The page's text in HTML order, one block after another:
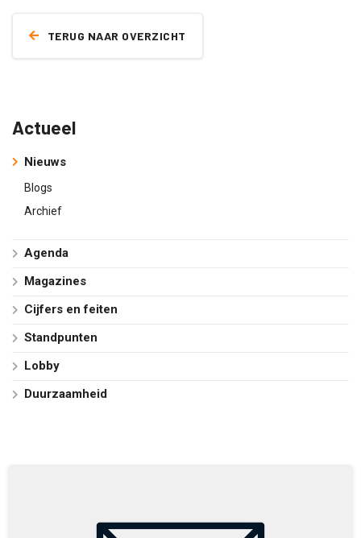
TERUG NAAR OVERZICHT
Actueel
Nieuws
Blogs
Archief
Agenda
Magazines
Cijfers en feiten
Standpunten
Lobby
Duurzaamheid